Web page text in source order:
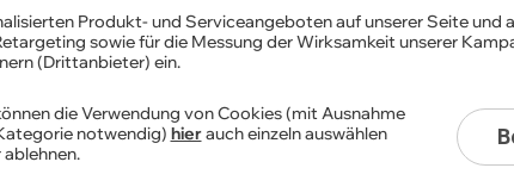
Produkt- und Serviceangeboten auf unserer Seite und
sowie für die Messung der Wirksamkeit unserer
(Drittanbieter) ein.
die Verwendung von Cookies (mit Ausnahme
notwendig) hierauch einzeln auswählen